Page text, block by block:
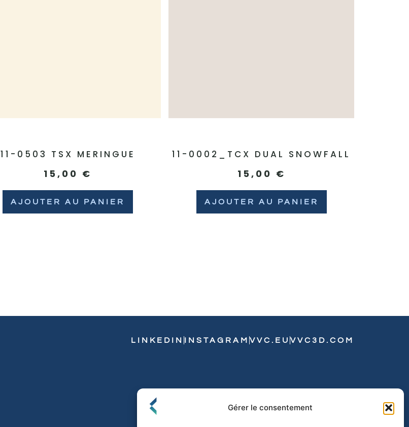
Gérer le consentement
11-0503 TSX MERINGUE
15,00 €
AJOUTER AU PANIER
11-0002_TCX DUAL SNOWFALL
15,00 €
AJOUTER AU PANIER
LINKEDIN INSTAGRAM VVC.EU VVC3D.COM